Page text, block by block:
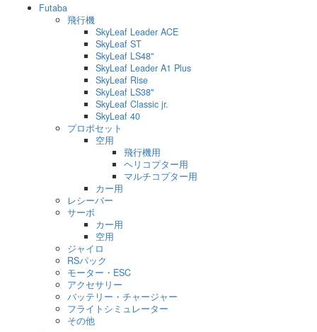
Futaba
飛行機
SkyLeaf Leader ACE
SkyLeaf ST
SkyLeaf LS48"
SkyLeaf Leader A1 Plus
SkyLeaf Rise
SkyLeaf LS38"
SkyLeaf Classic jr.
SkyLeaf 40
プロポセット
空用
飛行機用
ヘリコプター用
マルチコプター用
カー用
レシーバー
サーボ
カー用
空用
ジャイロ
RSパック
モーター・ESC
アクセサリー
バッテリー・チャージャー
フライトシミュレーター
その他